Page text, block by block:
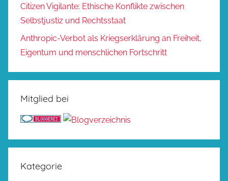
Citizen Vigilante: Ethische Konflikte zwischen
Selbstjustiz und Rechtsstaat
Anthropic-Verbot als Kriegserklärung an Freiheit,
Eigentum und menschlichen Fortschritt
Mitglied bei
Kategorie